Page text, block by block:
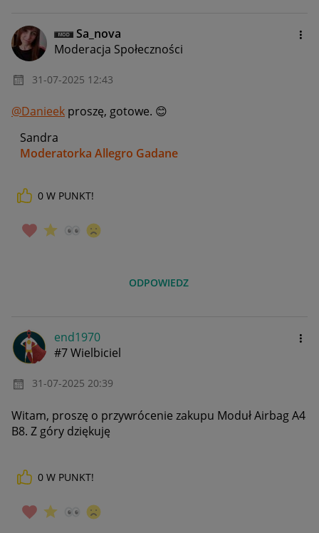
Sa_nova
Moderacja Społeczności
‎31-07-2025 12:43
@Danieek proszę, gotowe. 😊
Sandra
Moderatorka Allegro Gadane
0 W PUNKT!
ODPOWIEDZ
end1970
#7 Wielbiciel
‎31-07-2025 20:39
Witam, proszę o przywrócenie zakupu Moduł Airbag A4
B8. Z góry dziękuję
0 W PUNKT!